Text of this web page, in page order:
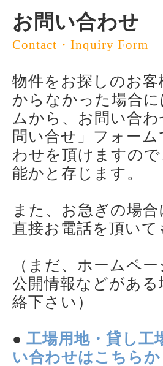
お問い合わせ
Contact・Inquiry Form
物件をお探しのお
からなかった場合
ムから、お問い合
問い合せ」フォー
わせを頂けますの
能かと存じます。
また、お急ぎの場
直接お電話を頂い
（まだ、ホームペ
公開情報などがあ
絡下さい）
● 工場用地・貸し工
い合わせはこちらか